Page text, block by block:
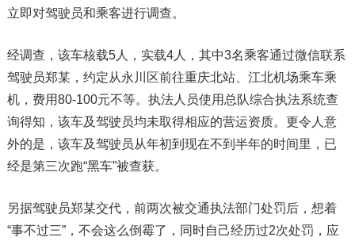
立即对驾驶员和乘客进行调查。
经调查，该车核载5人，实载4人，其中3名乘客通过微信联系
驾驶员郑某，约定从永川区前往重庆北站、江北机场乘车乘
机，费用80-100元不等。执法人员使用总队综合执法系统查
询得知，该车及驾驶员均未取得相应的营运资质。更令人意
外的是，该车及驾驶员从年初到现在不到半年的时间里，已
经是第三次跑“黑车”被查获。
另据驾驶员郑某交代，前两次被交通执法部门处罚后，想着
“事不过三”，不会这么倒霉了，同时自己经历过2次处罚，应